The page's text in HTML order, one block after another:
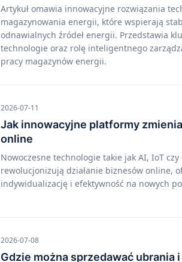
Artykuł omawia innowacyjne rozwiązania
magazynowania energii, które wspierają
odnawialnych źródeł energii. Przedstawia
technologie oraz rolę inteligentnego
pracy magazynów energii.
2026-07-11
Jak innowacyjne platformy
online
Nowoczesne technologie takie jak AI, IoT
rewolucjonizują działanie biznesów online,
indywidualizację i efektywność na nowych
2026-07-08
Gdzie można sprzedawać ubrania